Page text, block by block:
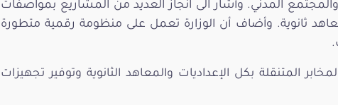
المدني. وأشار الى انجاز العديد من المشاريع بمواصفات
ثانوية. وأضاف أن الوزارة تعمل على منظومة رقمية متطورة
المتنقلة بكل الإعداديات والمعاهد الثانوية وتوفير تجهيزات